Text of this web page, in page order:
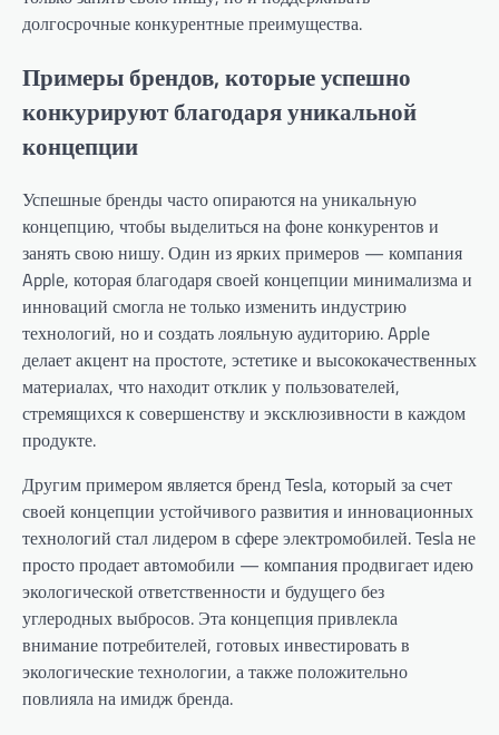
долгосрочные конкурентные преимущества.
Примеры брендов, которые успешно
конкурируют благодаря уникальной
концепции
Успешные бренды часто опираются на уникальную
концепцию, чтобы выделиться на фоне конкурентов и
занять свою нишу. Один из ярких примеров — компания
Apple, которая благодаря своей концепции минимализма и
инноваций смогла не только изменить индустрию
технологий, но и создать лояльную аудиторию. Apple
делает акцент на простоте, эстетике и высококачественных
материалах, что находит отклик у пользователей,
стремящихся к совершенству и эксклюзивности в каждом
продукте.
Другим примером является бренд Tesla, который за счет
своей концепции устойчивого развития и инновационных
технологий стал лидером в сфере электромобилей. Tesla не
просто продает автомобили — компания продвигает идею
экологической ответственности и будущего без
углеродных выбросов. Эта концепция привлекла
внимание потребителей, готовых инвестировать в
экологические технологии, а также положительно
повлияла на имидж бренда.